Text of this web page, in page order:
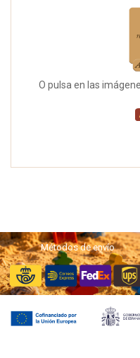
O pulsa en las
Métodos de envío